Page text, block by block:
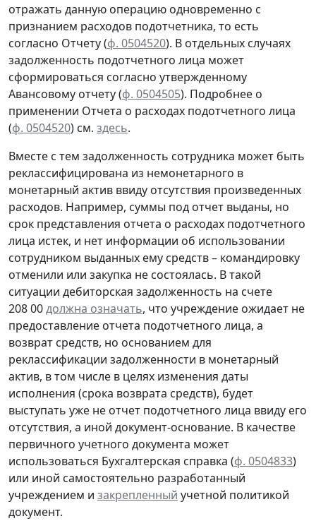
отражать данную операцию одновременно с
признанием расходов подотчетника, то есть
согласно Отчету (ф. 0504520). В отдельных случаях
задолженность подотчетного лица может
сформироваться согласно утвержденному
Авансовому отчету(ф. 0504505). Подробнее о
применении Отчета о расходах подотчетного лица
(ф. 0504520) см. здесь.
Вместе с тем задолженность сотрудника может быть
реклассифицирована из немонетарного в
монетарный актив ввиду отсутствия произведенных
расходов. Например, суммы под отчет выданы, но
срок представления отчета о расходах подотчетного
лица истек, и нет информации об использовании
сотрудником выданных ему средств – командировку
отменили или закупка не состоялась. В такой
ситуации дебиторская задолженность на счете
208 00должна означать, что учреждение ожидает не
предоставление отчета подотчетного лица, а
возврат средств, но основанием для
реклассификации задолженности в монетарный
актив, в том числе в целях изменения даты
исполнения (срока возврата средств), будет
выступать уже не отчет подотчетного лица ввиду его
отсутствия, а иной документ-основание. В качестве
первичного учетного документа может
использоваться Бухгалтерская справка (ф. 0504833)
или иной самостоятельно разработанный
учреждением и закрепленный учетной политикой
документ.